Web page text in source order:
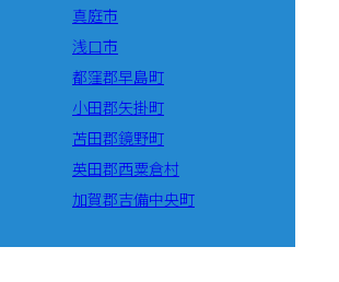
真庭市
浅口市
都窪郡早島町
小田郡矢掛町
苫田郡鏡野町
英田郡西粟倉村
加賀郡吉備中央町